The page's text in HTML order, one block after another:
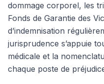
dommage corporel, les
Fonds de Garantie des
d’indemnisation
jurisprudence s’appuie
médicale et la
chaque poste de